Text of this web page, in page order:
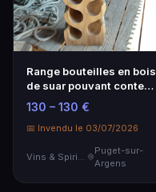
Range bouteilles en bois
de suar pouvant contenir
16 bouteilles 28x23x130
cm
130 – 130 €
📅 Invendu le 03/07/2026
Vins & Spiritueux
Puget-sur-
Argens